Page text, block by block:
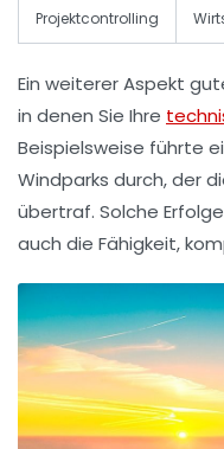
Projektcontrolling
Ein weiterer Aspekt
in denen Sie Ihre
Beispielsweise führte
Windparks durch, der
übertraf. Solche
auch die Fähigkeit,